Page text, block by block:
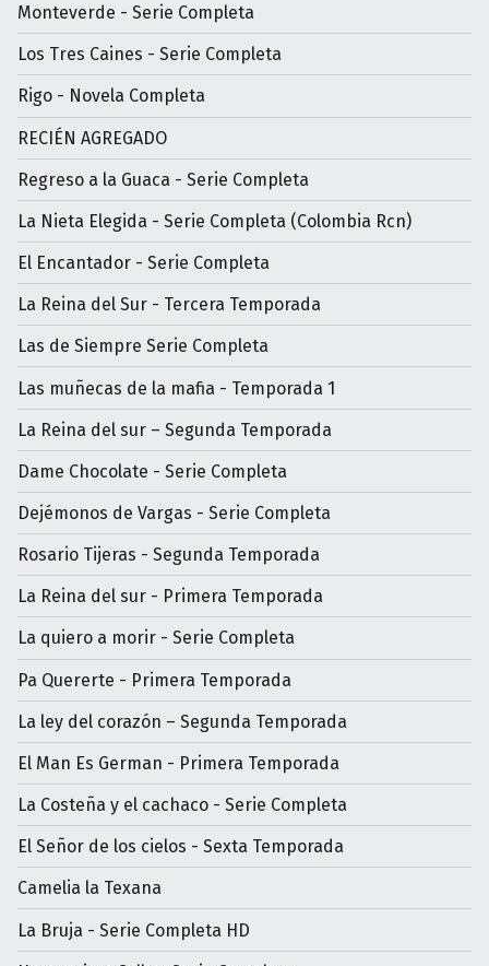
Monteverde - Serie Completa
Los Tres Caines - Serie Completa
Rigo - Novela Completa
RECIÉN AGREGADO
Regreso a la Guaca - Serie Completa
La Nieta Elegida - Serie Completa (Colombia Rcn)
El Encantador - Serie Completa
La Reina del Sur - Tercera Temporada
Las de Siempre Serie Completa
Las muñecas de la mafia - Temporada 1
La Reina del sur – Segunda Temporada
Dame Chocolate - Serie Completa
Dejémonos de Vargas - Serie Completa
Rosario Tijeras - Segunda Temporada
La Reina del sur - Primera Temporada
La quiero a morir - Serie Completa
Pa Quererte - Primera Temporada
La ley del corazón – Segunda Temporada
El Man Es German - Primera Temporada
La Costeña y el cachaco - Serie Completa
El Señor de los cielos - Sexta Temporada
Camelia la Texana
La Bruja - Serie Completa HD